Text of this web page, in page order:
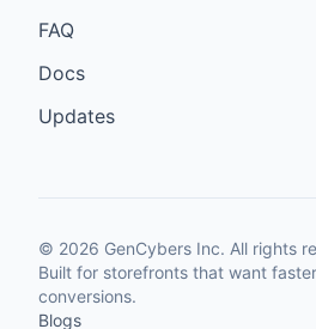
FAQ
Docs
Updates
© 2026 GenCybers Inc. All rights
Built for storefronts that want
conversions.
Blogs